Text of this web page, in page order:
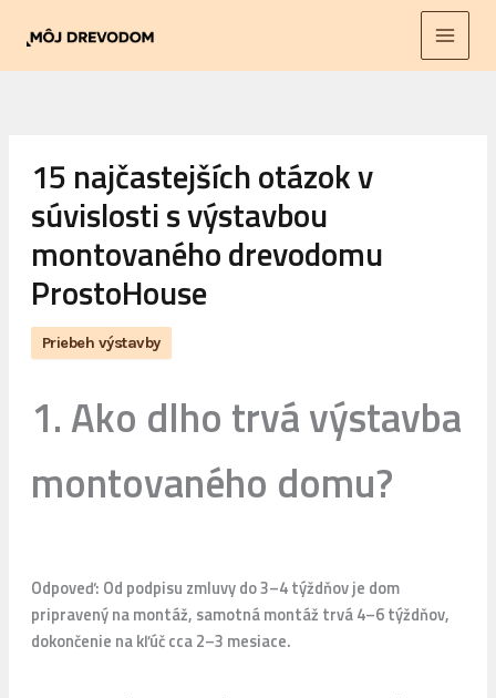
obsah
15 najčastejších otázok v
súvislosti s výstavbou
montovaného drevodomu
ProstoHouse
Priebeh výstavby
1. Ako dlho trvá výstavba
montovaného domu?
Odpoveď: Od podpisu zmluvy do 3–4 týždňov je dom
pripravený na montáž, samotná montáž trvá 4–6 týždňov,
dokončenie na kľúč cca 2–3 mesiace.